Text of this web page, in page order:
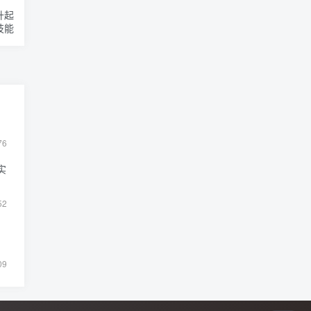
起
能